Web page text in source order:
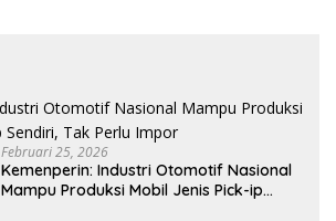
Februari 25, 2026
Kemenperin: Industri Otomotif Nasional
Mampu Produksi Mobil Jenis Pick-ip